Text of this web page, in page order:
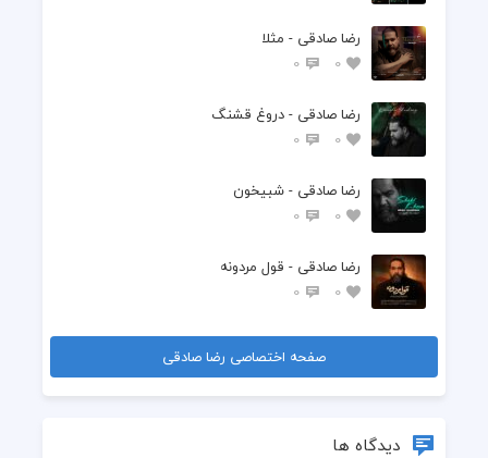
رضا صادقی - مثلا
0
0
رضا صادقی - دروغ قشنگ
0
0
رضا صادقی - شبیخون
0
0
رضا صادقی - قول مردونه
0
0
صفحه اختصاصی رضا صادقی
دیدگاه ها